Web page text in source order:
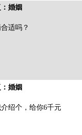
婚姻
适吗？
婚姻
绍个，给你6千元